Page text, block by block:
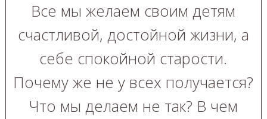
Все мы желаем своим детям
счастливой, достойной жизни, а
себе спокойной старости.
Почему же не у всех получается?
Что мы делаем не так? В чем